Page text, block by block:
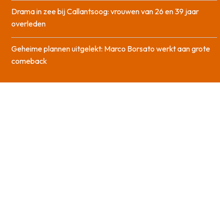
Drama in zee bij Callantsoog: vrouwen van 26 en 39 jaar
overleden
Geheime plannen uitgelekt: Marco Borsato werkt aan grote
comeback